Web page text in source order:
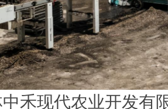
禾现代农业开发有